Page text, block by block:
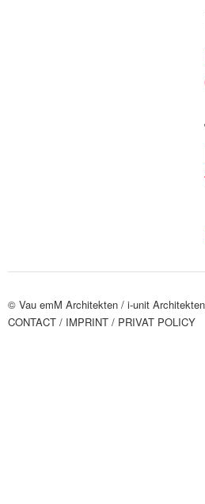
© Vau emM Architekten / i-unit
CONTACT / IMPRINT / PRIVAT POLICY